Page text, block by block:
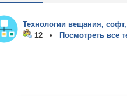
Технологии вещания,
12 •
Посмотреть все